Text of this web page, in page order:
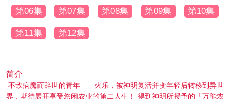
第06集 第07集 第08集 第09集 第10集
第11集 第12集
简介
不敌病魔而辞世的青年——火乐，被神明复活并变年轻后转移到异世
界，期待展开享受悠闲农业的第二人生！ 得到神明所授予的「万能农